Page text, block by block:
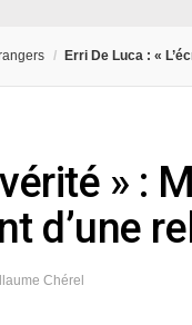
/ Erri De Luca : «
» :
d’une
Chérel